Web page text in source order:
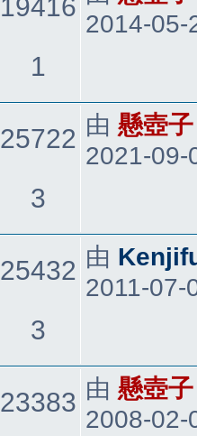
19416
1
看
後
2014-05-
25722
3觀
看
最
後
由 懸壺子
2021-09-
25432
3觀
看
最
後
由
2011-07-
23383 最
後
由 懸壺子
2008-02-